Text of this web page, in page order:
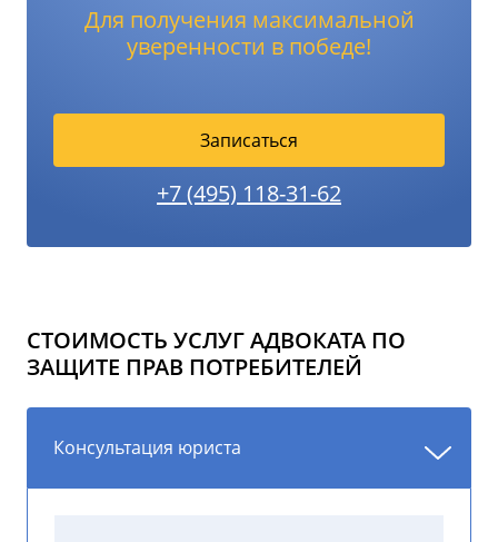
Для получения максимальной
уверенности в победе!
Записаться
+7 (495) 118-31-62
СТОИМОСТЬ УСЛУГ АДВОКАТА ПО
ЗАЩИТЕ ПРАВ ПОТРЕБИТЕЛЕЙ
Консультация юриста